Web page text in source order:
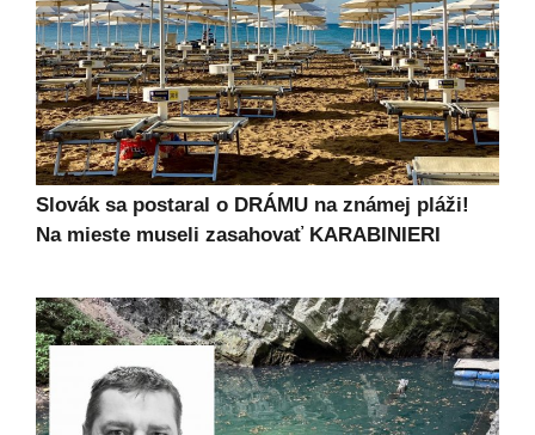
Slovák sa postaral o DRÁMU na známej pláži!
Na mieste museli zasahovať KARABINIERI